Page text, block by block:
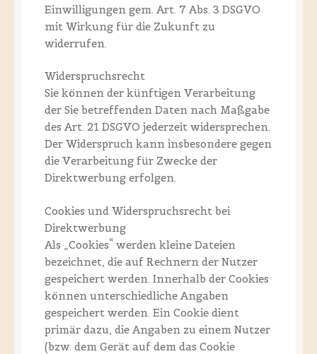
Einwilligungen gem. Art. 7 Abs. 3 DSGVO
mit Wirkung für die Zukunft zu
widerrufen.
Widerspruchsrecht
Sie können der künftigen Verarbeitung
der Sie betreffenden Daten nach Maßgabe
des Art. 21 DSGVO jederzeit widersprechen.
Der Widerspruch kann insbesondere gegen
die Verarbeitung für Zwecke der
Direktwerbung erfolgen.
Cookies und Widerspruchsrecht bei
Direktwerbung
Als „Cookies“ werden kleine Dateien
bezeichnet, die auf Rechnern der Nutzer
gespeichert werden. Innerhalb der Cookies
können unterschiedliche Angaben
gespeichert werden. Ein Cookie dient
primär dazu, die Angaben zu einem Nutzer
(bzw. dem Gerät auf dem das Cookie